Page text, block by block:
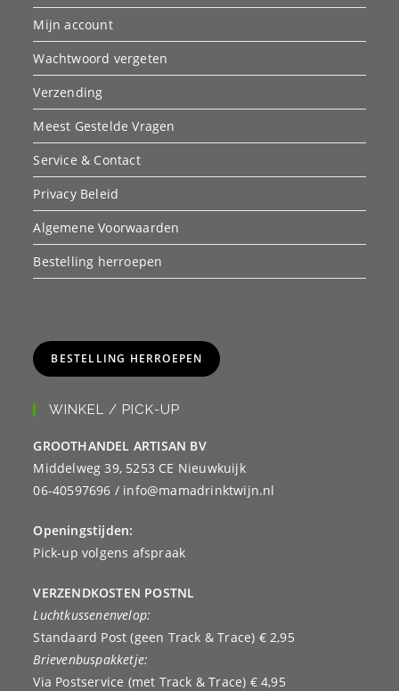
Mijn account
Wachtwoord vergeten
Verzending
Meest Gestelde Vragen
Service & Contact
Privacy Beleid
Algemene Voorwaarden
Bestelling herroepen
BESTELLING HERROEPEN
WINKEL / PICK-UP
GROOTHANDEL ARTISAN BV
Middelweg 39, 5253 CE Nieuwkuijk
06-40597696 / info@mamadrinktwijn.nl
Openingstijden:
Pick-up volgens afspraak
VERZENDKOSTEN POSTNL
Luchtkussenenvelop:
Standaard Post (geen Track & Trace) € 2,95
Brievenbuspakketje:
Via Postservice (met Track & Trace) € 4,95